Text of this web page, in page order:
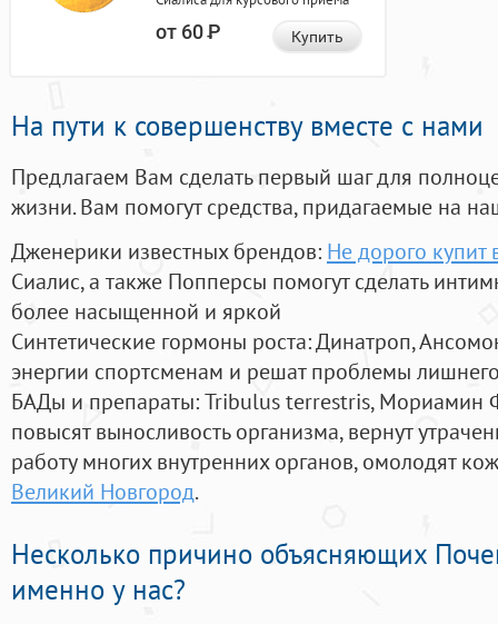
от 60Р Купить
На пути к совершенству вместе с нами
Предлагаем Вам сделать первый шаг для
жизни. Вам помогут средства, придагаемые на
Дженерики известных брендов: Не дорого купит
Сиалис, а также Попперсы помогут сделать
более насыщенной и яркой
Синтетические гормоны роста: Динатроп,
энергии спортсменам и решат проблемы
БАДы и препараты:Tribulus terrestris, Мориамин
повысят выносливость организма, вернут
работу многих внутренних органов, омолодят
Великий Новгород.
Несколько причино объясняющих
именно у нас?